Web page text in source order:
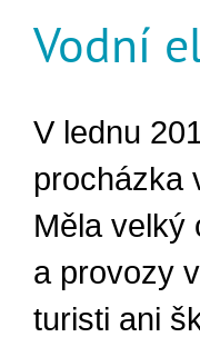
Vodní
V lednu
procházka
Měla velký
a provozy
turisti ani